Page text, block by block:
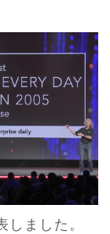
ました。